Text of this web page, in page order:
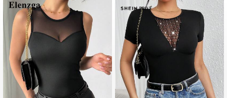
4,83 167K Seguidores
167K Seguidores
167K Seguidores